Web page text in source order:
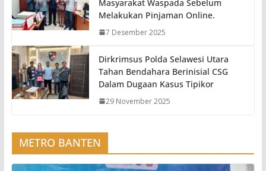
Masyarakat Waspada Sebelum
Melakukan Pinjaman Online.
7 Desember 2025
Dirkrimsus Polda Selawesi Utara
Tahan Bendahara Berinisial CSG
Dalam Dugaan Kasus Tipikor
29 November 2025
METRO BANTEN